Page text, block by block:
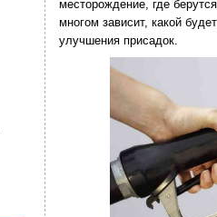
месторождение, где
многом зависит, какой
улучшения присадок.